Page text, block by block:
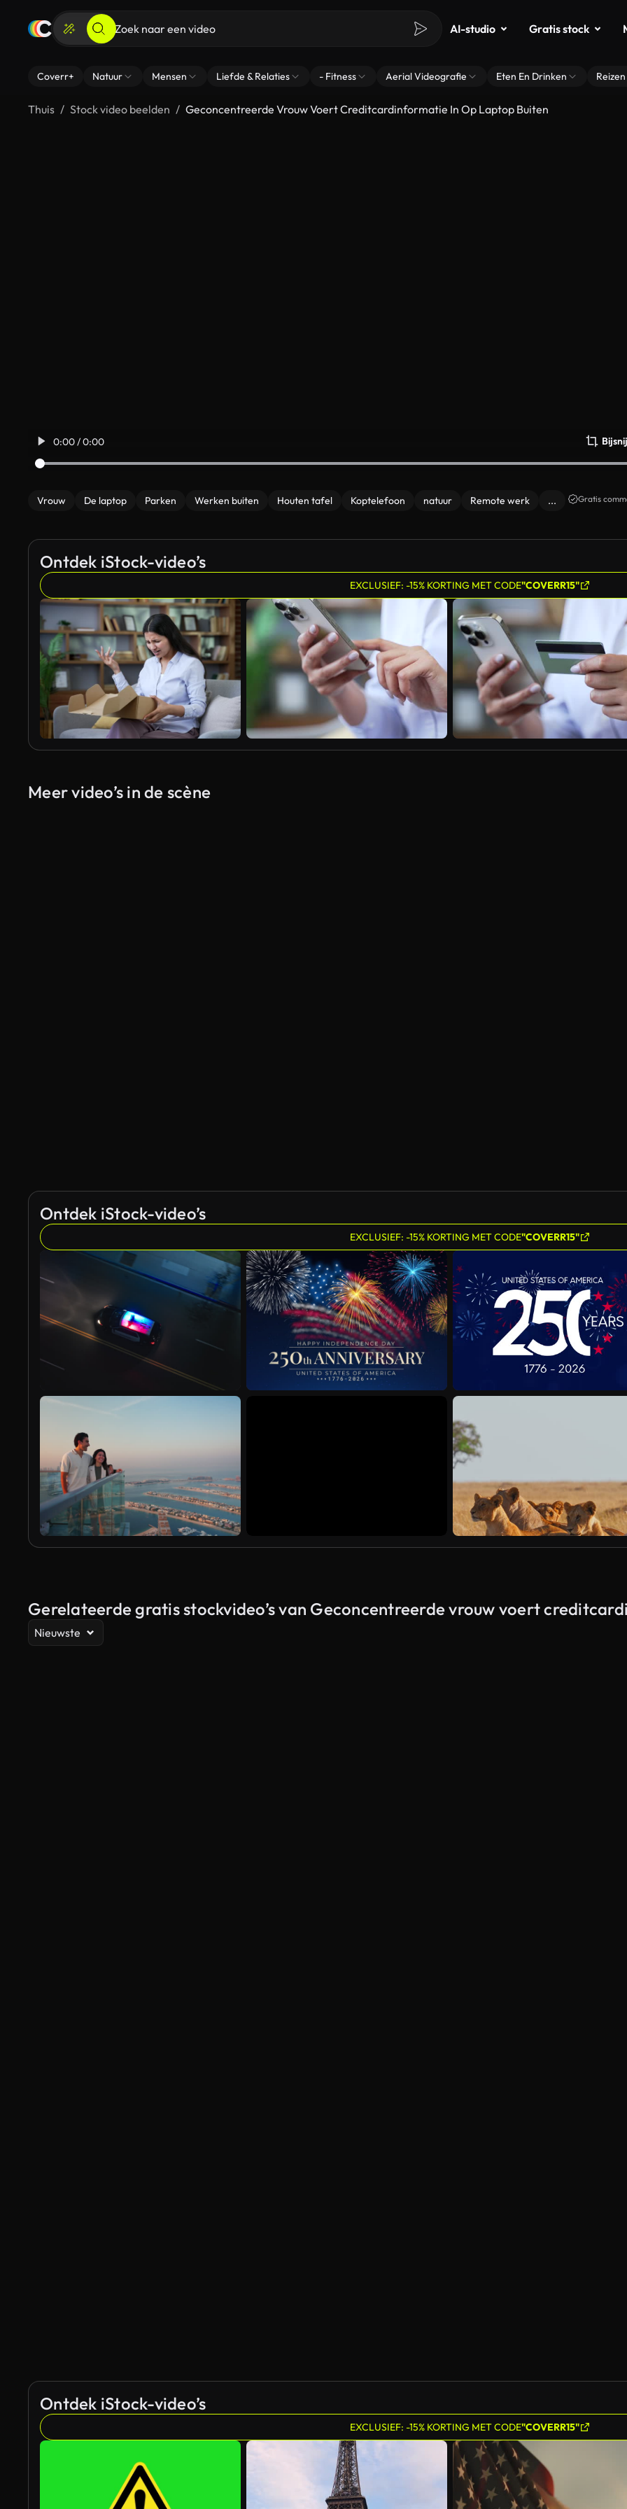
AI-studio Gratis stock
Coverr+ Natuur Mensen Liefde & Relaties - Fitness Aerial Videografie Eten En Drinken Reizen
Thuis Stock video beelden Geconcentreerde Vrouw Voert Creditcardinformatie In Op Laptop Buiten
0:00 / 0:00
Vrouw De laptop Parken Werken buiten Houten tafel Koptelefoon natuur Remote werk ... Gratis
Ontdek iStock-video’s
EXCLUSIEF: -15% KORTING MET CODE"COVERR15"
Meer video’s in de scène
Ontdek iStock-video’s
EXCLUSIEF: -15% KORTING MET CODE"COVERR15"
Gerelateerde gratis stockvideo’s van Geconcentreerde vrouw voert
Nieuwste
Ontdek iStock-video’s
EXCLUSIEF: -15% KORTING MET CODE"COVERR15"